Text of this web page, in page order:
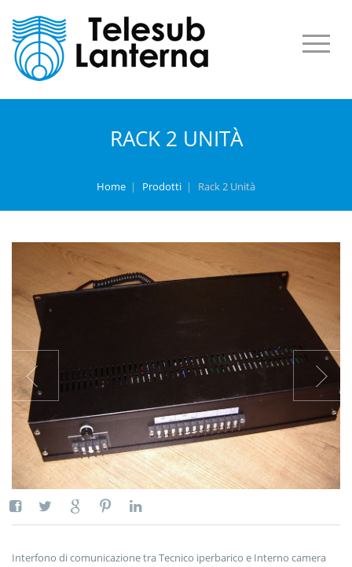
RACK 2 UNITÀ
Home | Prodotti | Rack 2 Unità
Interfono di comunicazione tra Tecnico iperbarico e Interno camera